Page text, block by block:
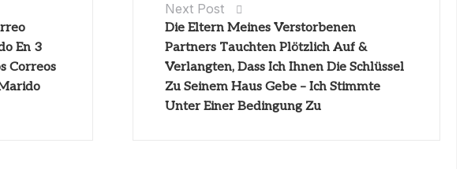
En 3
Correos
Next Post
Die Eltern Meines Verstorbenen
Partners Tauchten Plötzlich Auf &
Verlangten, Dass Ich Ihnen Die Schlüssel
Zu Seinem Haus Gebe – Ich Stimmte
Unter Einer Bedingung Zu